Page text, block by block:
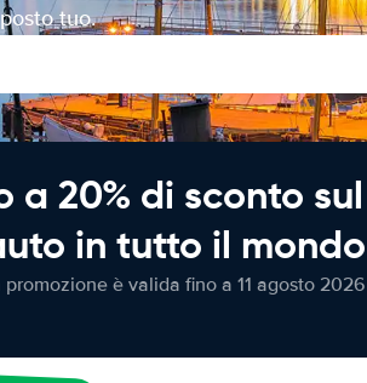
tuo.
a 20% di sconto
in tutto il mondo
promozione è valida fino a 11 agosto